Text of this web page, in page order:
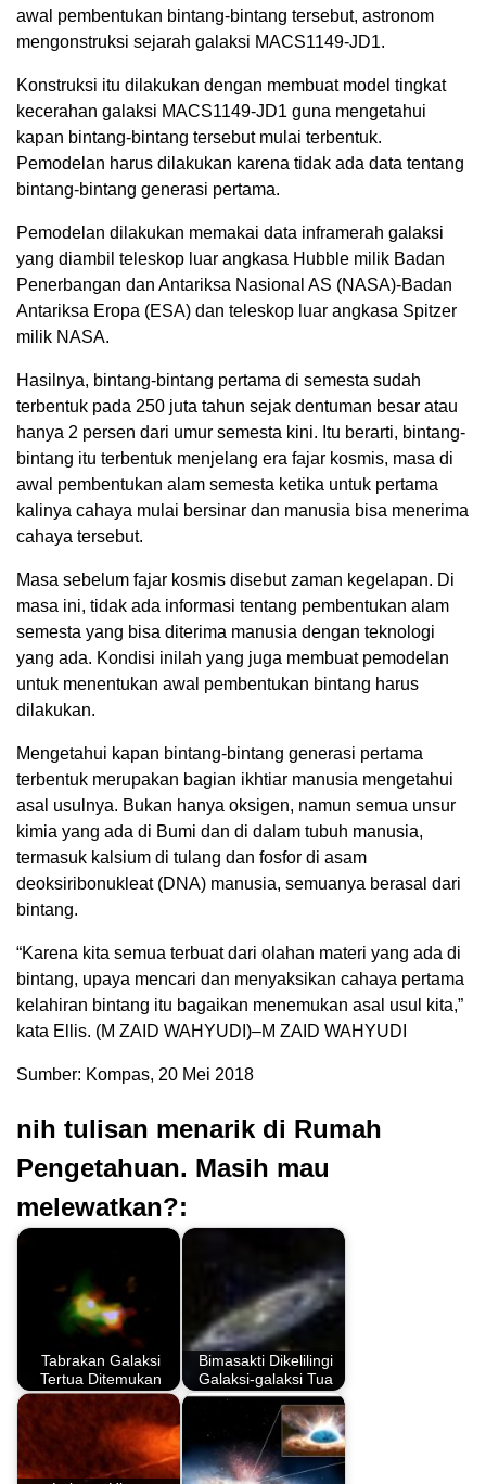
awal pembentukan bintang-bintang tersebut, astronom
mengonstruksi sejarah galaksi MACS1149-JD1.
Konstruksi itu dilakukan dengan membuat model tingkat
kecerahan galaksi MACS1149-JD1 guna mengetahui
kapan bintang-bintang tersebut mulai terbentuk.
Pemodelan harus dilakukan karena tidak ada data tentang
bintang-bintang generasi pertama.
Pemodelan dilakukan memakai data inframerah galaksi
yang diambil teleskop luar angkasa Hubble milik Badan
Penerbangan dan Antariksa Nasional AS (NASA)-Badan
Antariksa Eropa (ESA) dan teleskop luar angkasa Spitzer
milik NASA.
Hasilnya, bintang-bintang pertama di semesta sudah
terbentuk pada 250 juta tahun sejak dentuman besar atau
hanya 2 persen dari umur semesta kini. Itu berarti, bintang-
bintang itu terbentuk menjelang era fajar kosmis, masa di
awal pembentukan alam semesta ketika untuk pertama
kalinya cahaya mulai bersinar dan manusia bisa menerima
cahaya tersebut.
Masa sebelum fajar kosmis disebut zaman kegelapan. Di
masa ini, tidak ada informasi tentang pembentukan alam
semesta yang bisa diterima manusia dengan teknologi
yang ada. Kondisi inilah yang juga membuat pemodelan
untuk menentukan awal pembentukan bintang harus
dilakukan.
Mengetahui kapan bintang-bintang generasi pertama
terbentuk merupakan bagian ikhtiar manusia mengetahui
asal usulnya. Bukan hanya oksigen, namun semua unsur
kimia yang ada di Bumi dan di dalam tubuh manusia,
termasuk kalsium di tulang dan fosfor di asam
deoksiribonukleat (DNA) manusia, semuanya berasal dari
bintang.
“Karena kita semua terbuat dari olahan materi yang ada di
bintang, upaya mencari dan menyaksikan cahaya pertama
kelahiran bintang itu bagaikan menemukan asal usul kita,”
kata Ellis. (M ZAID WAHYUDI)–M ZAID WAHYUDI
Sumber: Kompas, 20 Mei 2018
nih tulisan menarik di Rumah
Pengetahuan. Masih mau
melewatkan?:
Tabrakan Galaksi
Tertua Ditemukan
Bimasakti Dikelilingi
Galaksi-galaksi Tua